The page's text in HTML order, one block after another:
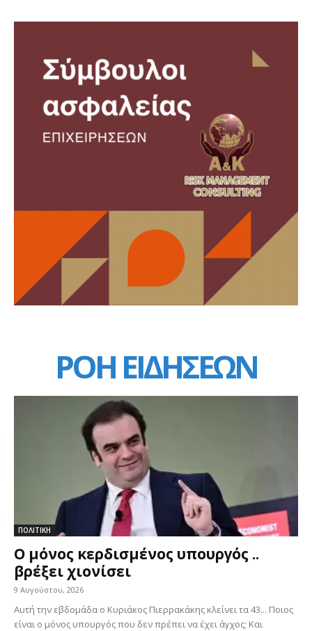
ΡΟΗ ΕΙΔΗΣΕΩΝ
ΠΟΛΙΤΙΚΗ
Ο μόνος κερδισμένος υπουργός ..
βρέξει χιονίσει
9 Αυγούστου, 2026
Αυτή την εβδομάδα ο Κυριάκος Πιερρακάκης κλείνει τα 43... Ποιος
είναι ο μόνος υπουργός που δεν πρέπει να έχει άγχος; Και